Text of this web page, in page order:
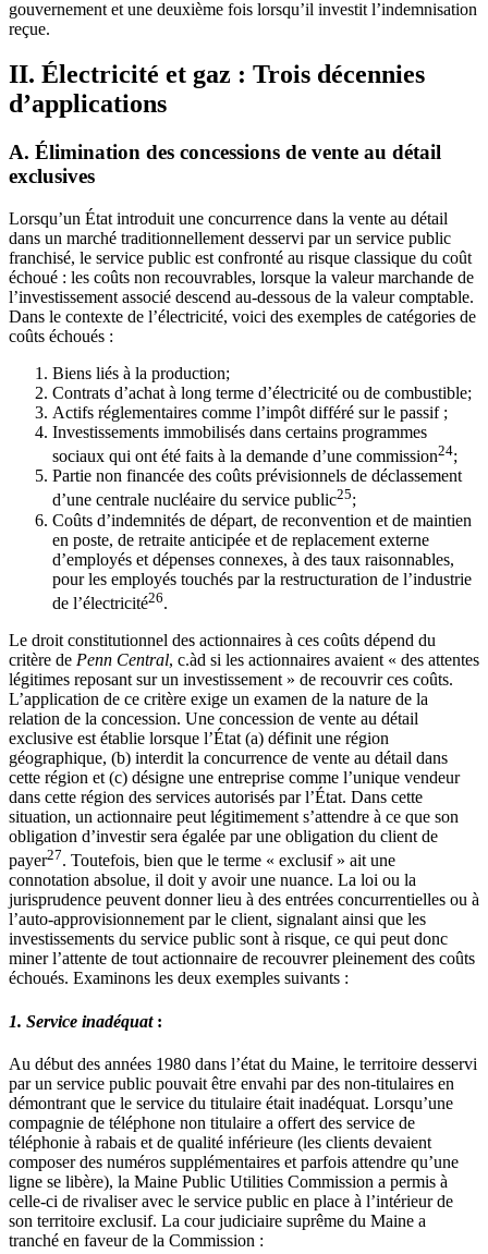
gouvernement et une deuxième fois lorsqu’il investit l’indemnisation
reçue.
II. Électricité et gaz : Trois décennies
d’applications
A. Élimination des concessions de vente au détail
exclusives
Lorsqu’un État introduit une concurrence dans la vente au détail
dans un marché traditionnellement desservi par un service public
franchisé, le service public est confronté au risque classique du coût
échoué : les coûts non recouvrables, lorsque la valeur marchande de
l’investissement associé descend au-dessous de la valeur comptable.
Dans le contexte de l’électricité, voici des exemples de catégories de
coûts échoués :
Biens liés à la production;
Contrats d’achat à long terme d’électricité ou de combustible;
Actifs réglementaires comme l’impôt différé sur le passif ;
Investissements immobilisés dans certains programmes
sociaux qui ont été faits à la demande d’une commission24;
Partie non financée des coûts prévisionnels de déclassement
d’une centrale nucléaire du service public25;
Coûts d’indemnités de départ, de reconvention et de maintien
en poste, de retraite anticipée et de replacement externe
d’employés et dépenses connexes, à des taux raisonnables,
pour les employés touchés par la restructuration de l’industrie
de l’électricité26.
Le droit constitutionnel des actionnaires à ces coûts dépend du
critère de Penn Central, c.àd si les actionnaires avaient « des attentes
légitimes reposant sur un investissement » de recouvrir ces coûts.
L’application de ce critère exige un examen de la nature de la
relation de la concession. Une concession de vente au détail
exclusive est établie lorsque l’État (a) définit une région
géographique, (b) interdit la concurrence de vente au détail dans
cette région et (c) désigne une entreprise comme l’unique vendeur
dans cette région des services autorisés par l’État. Dans cette
situation, un actionnaire peut légitimement s’attendre à ce que son
obligation d’investir sera égalée par une obligation du client de
payer27. Toutefois, bien que le terme « exclusif » ait une
connotation absolue, il doit y avoir une nuance. La loi ou la
jurisprudence peuvent donner lieu à des entrées concurrentielles ou à
l’auto-approvisionnement par le client, signalant ainsi que les
investissements du service public sont à risque, ce qui peut donc
miner l’attente de tout actionnaire de recouvrer pleinement des coûts
échoués. Examinons les deux exemples suivants :
1. Service inadéquat :
Au début des années 1980 dans l’état du Maine, le territoire desservi
par un service public pouvait être envahi par des non-titulaires en
démontrant que le service du titulaire était inadéquat. Lorsqu’une
compagnie de téléphone non titulaire a offert des service de
téléphonie à rabais et de qualité inférieure (les clients devaient
composer des numéros supplémentaires et parfois attendre qu’une
ligne se libère), la Maine Public Utilities Commission a permis à
celle-ci de rivaliser avec le service public en place à l’intérieur de
son territoire exclusif. La cour judiciaire suprême du Maine a
tranché en faveur de la Commission :